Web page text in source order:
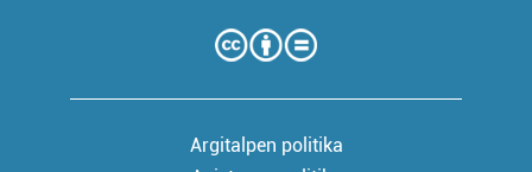
Argitalpen politika